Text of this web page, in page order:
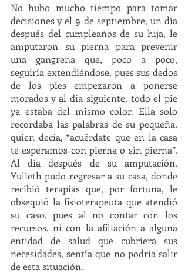
No hubo mucho tiempo para tomar
decisiones y el 9 de septiembre, un día
después del cumpleaños de su hija, le
amputaron su pierna para prevenir
una gangrena que, poco a poco,
seguiría extendiéndose, pues sus dedos
de los pies empezaron a ponerse
morados y al día siguiente, todo el pie
ya estaba del mismo color. Ella solo
recordaba las palabras de su pequeña,
quien decía, “acuérdate que en la casa
te esperamos con pierna o sin pierna”.
Al día después de su amputación,
Yulieth pudo regresar a su casa, donde
recibió terapias que, por fortuna, le
obsequió la fisioterapeuta que atendió
su caso, pues al no contar con los
recursos, ni con la afiliación a alguna
entidad de salud que cubriera sus
necesidades, sentía que no podría salir
de esta situación.